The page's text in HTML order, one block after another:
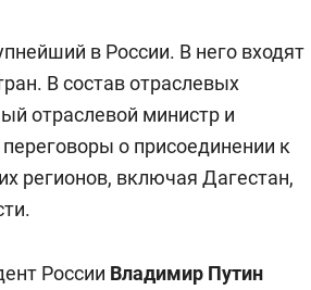
в России. В него входят
В состав отраслевых
отраслевой министр и
о присоединении к
регионов, включая Дагестан,
России Владимир Путин